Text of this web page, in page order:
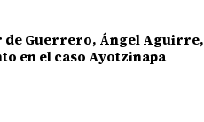
de Guerrero, Ángel Aguirre,
en el caso Ayotzinapa